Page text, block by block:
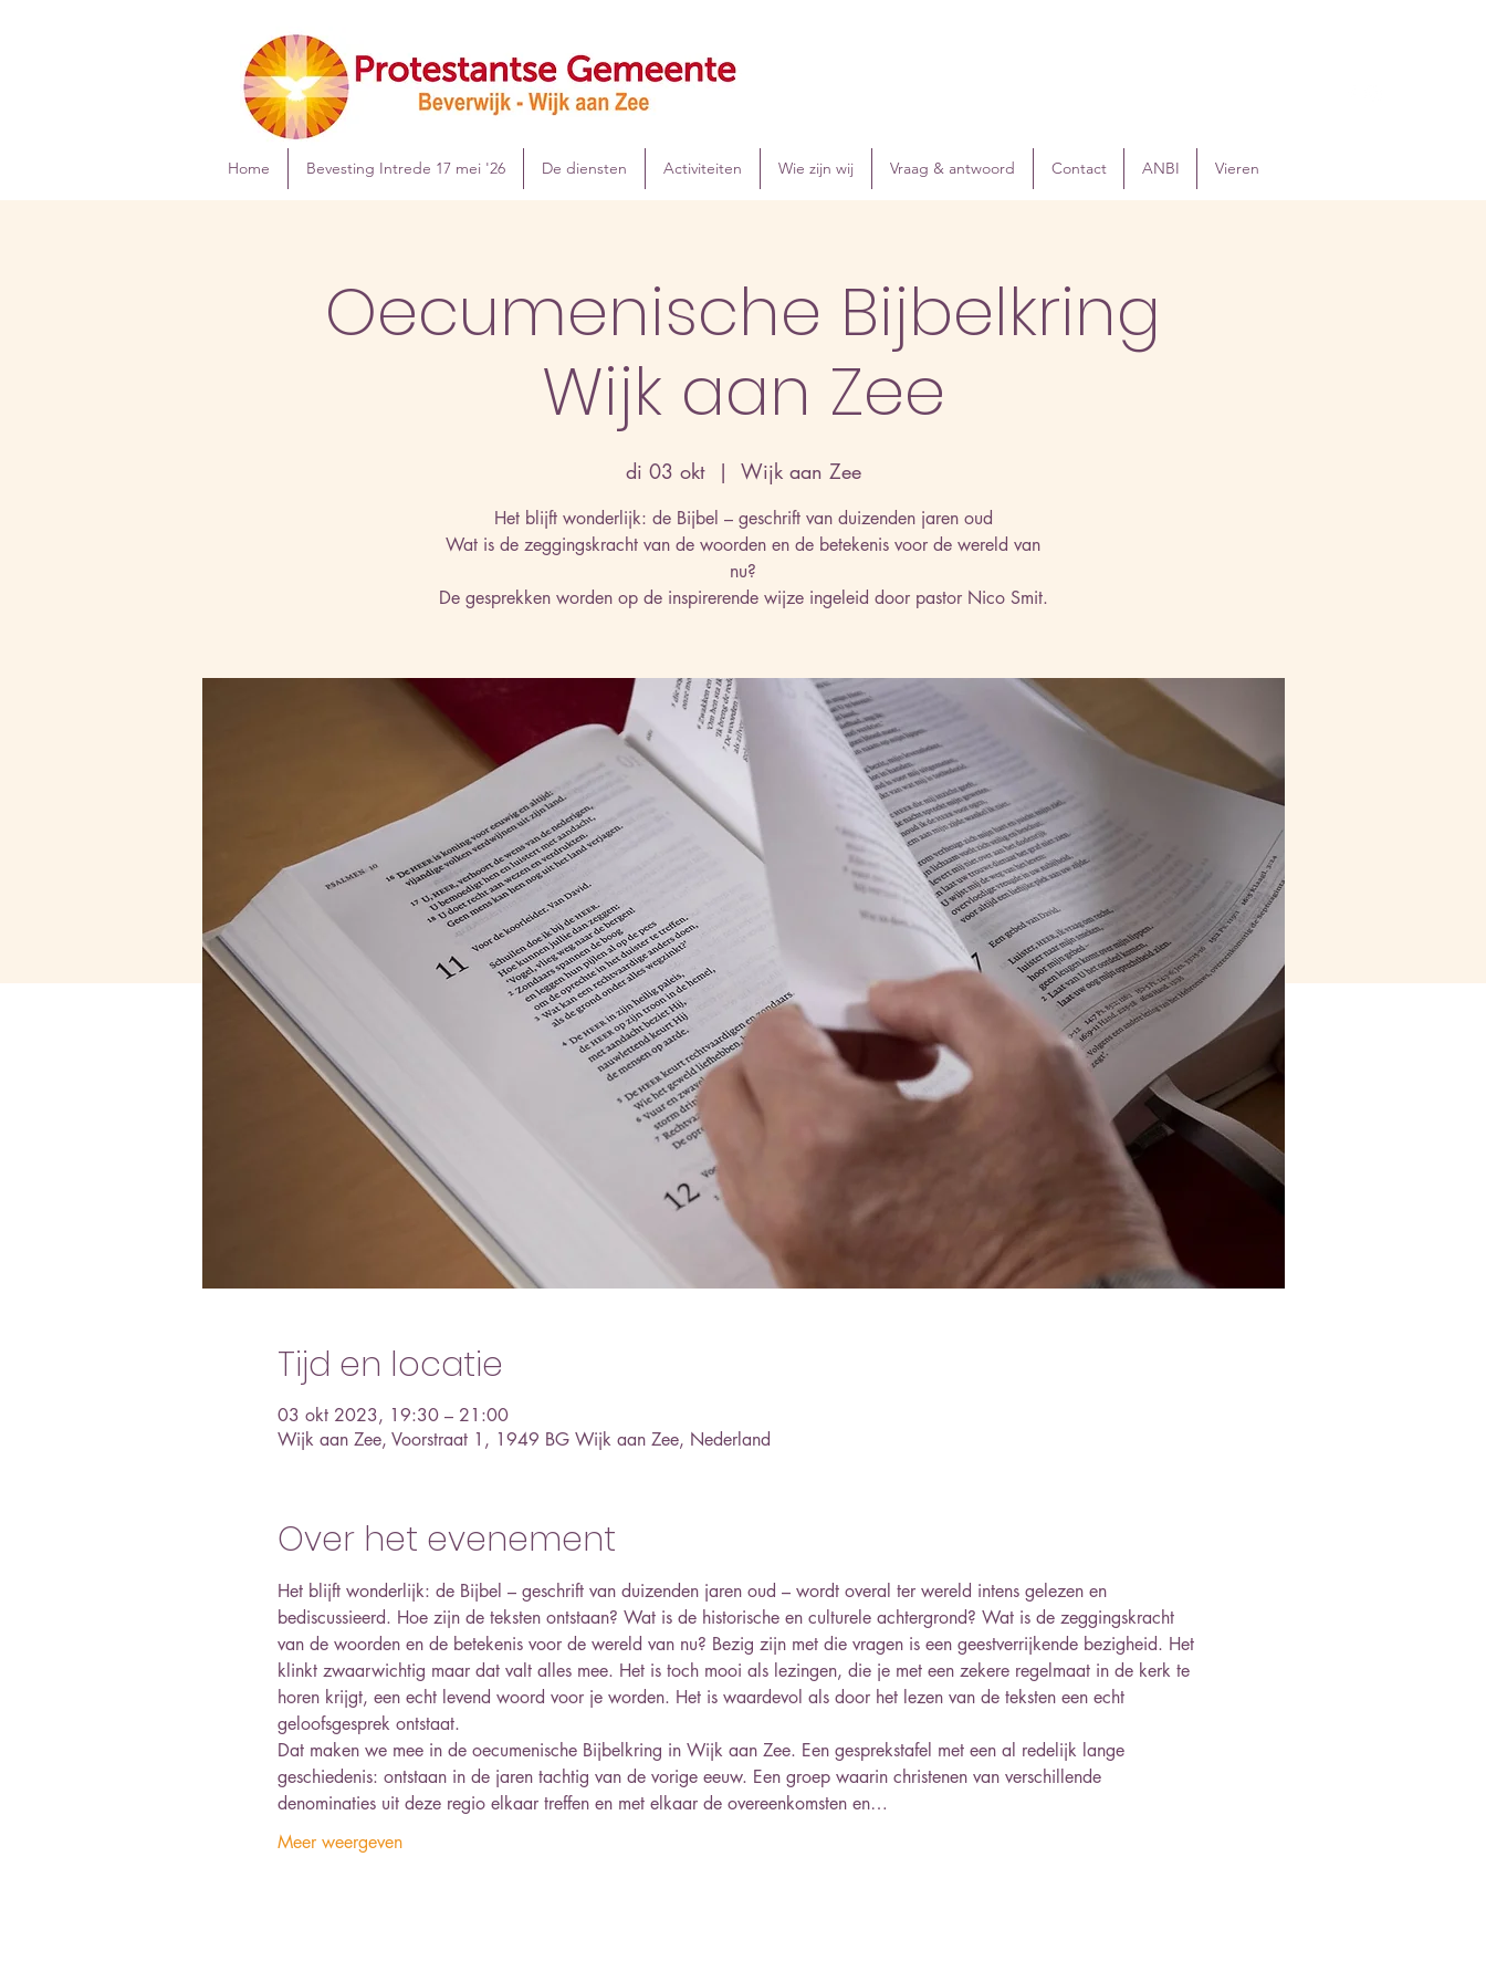
Home Bevesting Intrede 17 mei '26 De diensten Activiteiten Wie zijn wij Vraag & antwoord Contact ANBI Vieren
Oecumenische Bijbelkring
Wijk aan Zee
di 03 okt
  |
Wijk aan Zee
Het blijft wonderlijk: de Bijbel – geschrift van duizenden jaren oud
Wat is de zeggingskracht van de woorden en de betekenis voor de wereld van
nu?
De gesprekken worden op de inspirerende wijze ingeleid door pastor Nico Smit.
Tijd en locatie
03 okt 2023, 19:30 – 21:00
Wijk aan Zee, Voorstraat 1, 1949 BG Wijk aan Zee, Nederland
Over het evenement
Het blijft wonderlijk: de Bijbel – geschrift van duizenden jaren oud – wordt overal ter wereld intens gelezen en
bediscussieerd. Hoe zijn de teksten ontstaan? Wat is de historische en culturele achtergrond? Wat is de zeggingskracht
van de woorden en de betekenis voor de wereld van nu? Bezig zijn met die vragen is een geestverrijkende bezigheid. Het
klinkt zwaarwichtig maar dat valt alles mee. Het is toch mooi als lezingen, die je met een zekere regelmaat in de kerk te
horen krijgt, een echt levend woord voor je worden. Het is waardevol als door het lezen van de teksten een echt
geloofsgesprek ontstaat.
Dat maken we mee in de oecumenische Bijbelkring in Wijk aan Zee. Een gesprekstafel met een al redelijk lange
geschiedenis: ontstaan in de jaren tachtig van de vorige eeuw. Een groep waarin christenen van verschillende
denominaties uit deze regio elkaar treffen en met elkaar de overeenkomsten en…
Meer weergeven